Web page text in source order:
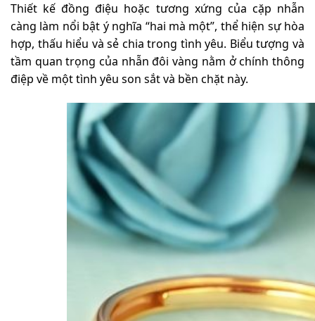
Thiết kế đồng điệu hoặc tương xứng của cặp nhẫn
càng làm nổi bật ý nghĩa “hai mà một”, thể hiện sự hòa
hợp, thấu hiểu và sẻ chia trong tình yêu. Biểu tượng và
tầm quan trọng của nhẫn đôi vàng nằm ở chính thông
điệp về một tình yêu son sắt và bền chặt này.